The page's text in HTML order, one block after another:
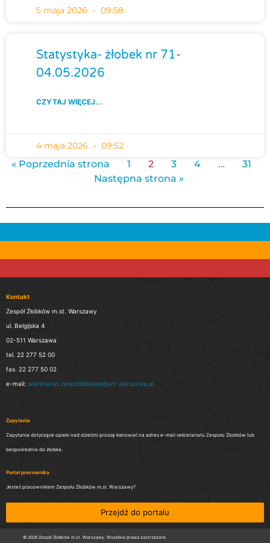
5 maja 2026 09:58
Statystyka- żłobek nr 71-
04.05.2026
CZYTAJ WIĘCEJ...
4 maja 2026 09:52
« Poprzednia strona 1 2 3 4 …
31
Następna strona »
Kontakt
Zespół Żłobków m.st. Warszawy
ul. Belgijska 4
02-511 Warszawa
tel. 22 277 52 00
fax. 22 277 50 02
e-mail: sekretariat.zespolzlobkow@um.warszawa.pl
Zapytania
Zapytania dotyczące opieki nad dziećmi proszę kierować na adres e-mail sekretariatu Zespołu Żłobków lub
bezpośrednio do żłobka.
Portal pracownika
Jesteś pracownikiem Zespołu Żłobków m.st. Warszawy?
Przejdź do portalu
© 2026 Zespół Żłobków m.st. Warszawy. Wszelkie prawa zastrzeżone